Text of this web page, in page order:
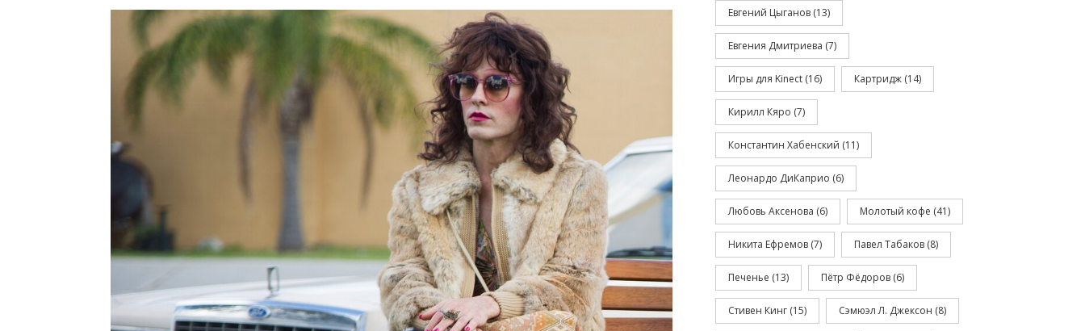
Евгений Цыганов (13)
Евгения Дмитриева (7)
Игры для Kinect (16) Картридж (14)
Кирилл Кяро (7)
Константин Хабенский (11)
Леонардо ДиКаприо (6)
Любовь Аксенова (6) Молотый кофе (41)
Никита Ефремов (7) Павел Табаков (8)
Печенье (13) Пётр Фёдоров (6)
Стивен Кинг (15) Сэмюэл Л. Джексон (8)